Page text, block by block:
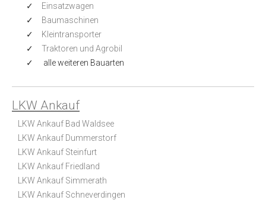
Einsatzwagen
Baumaschinen
Kleintransporter
Traktoren und Agrobil
alle weiteren Bauarten
LKW Ankauf
LKW Ankauf Bad Waldsee
LKW Ankauf Dummerstorf
LKW Ankauf Steinfurt
LKW Ankauf Friedland
LKW Ankauf Simmerath
LKW Ankauf Schneverdingen